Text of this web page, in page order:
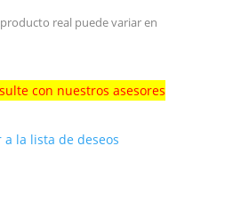
real puede variar en
con nuestros asesores
a la lista de deseos